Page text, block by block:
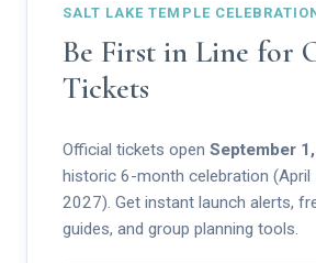
SALT LAKE TEMPLE
Be First in Line for
Tickets
Official tickets open September
historic 6-month celebration (April
2027). Get instant launch alerts,
guides, and group planning tools.